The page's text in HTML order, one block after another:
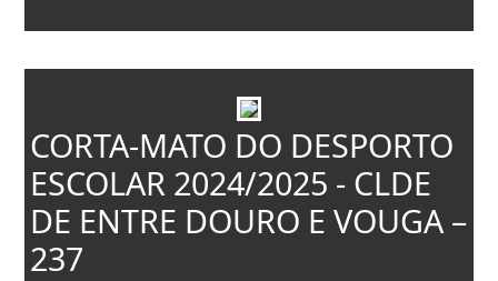
CORTA-MATO DO DESPORTO
ESCOLAR 2024/2025 - CLDE
DE ENTRE DOURO E VOUGA –
237